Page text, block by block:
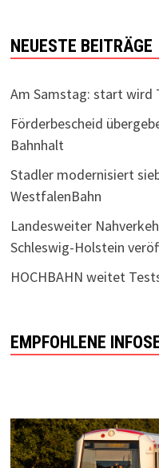
NEUESTE BEITRÄGE
Am Samstag: start wird
Förderbescheid
Bahnhalt
Stadler modernisiert
WestfalenBahn
Landesweiter
Schleswig-Holstein
HOCHBAHN weitet
EMPFOHLENE